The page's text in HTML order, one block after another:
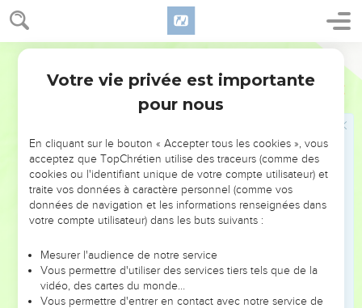
NE MANQUEZ PAS L’ÉVÉNEMENT
DE L’ANNÉE !
ET SI LEURS ERREURS POUVAIENT VOUS ÉVITER LES
VOTRES ?
leur foi ou leur vision. Mais on voit moins les doutes, les erreurs
et les saisons difficiles qu'ils ont traversés, alors même que ce
sont elles qui les ont façonnés.
Votre vie privée est importante
pour nous
En cliquant sur le bouton « Accepter tous les cookies », vous
acceptez que TopChrétien utilise des traceurs (comme des
cookies ou l'identifiant unique de votre compte utilisateur) et
traite vos données à caractère personnel (comme vos
données de navigation et les informations renseignées dans
votre compte utilisateur) dans les buts suivants :
Mesurer l'audience de notre service
Vous permettre d'utiliser des services tiers tels que de la
vidéo, des cartes du monde…
Vous permettre d'entrer en contact avec notre service de